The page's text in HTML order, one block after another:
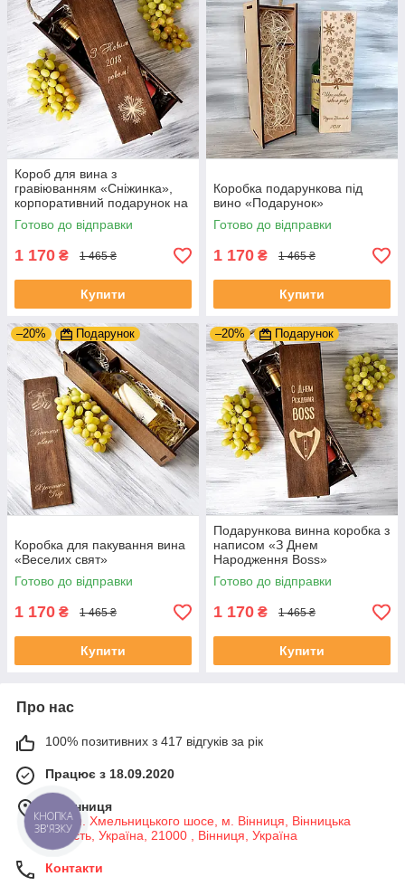
Короб для вина з
гравіюванням «Сніжинка»,
корпоративний подарунок на
Новий рік
Готово до відправки
1 170 ₴ 1 465 ₴
Купити
Коробка подарункова під
вино «Подарунок»
Готово до відправки
1 170 ₴ 1 465 ₴
Купити
–20% Подарунок
Коробка для пакування вина
«Веселих свят»
Готово до відправки
1 170 ₴ 1 465 ₴
Купити
–20% Подарунок
Подарункова винна коробка з
написом «З Днем
Народження Boss»
Готово до відправки
1 170 ₴ 1 465 ₴
Купити
Про нас
100% позитивних з 417 відгуків за рік
Працює з 18.09.2020
м. Вінниця
7-й км. Хмельницького шосе, м. Вінниця, Вінницька
область, Україна, 21000 , Вінниця, Україна
Контакти
КНОПКА
ЗВ'ЯЗКУ